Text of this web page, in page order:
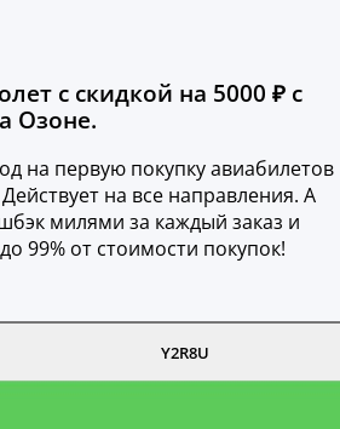
с скидкой на 5000 ₽ с
Озоне.
на первую покупку авиабилетов
на все направления. А
милями за каждый заказ и
99% от стоимости покупок!
Y2R8U